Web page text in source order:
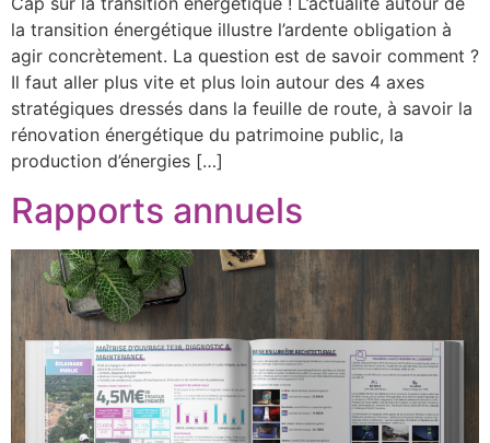
la transition énergétique illustre l’ardente obligation à
agir concrètement. La question est de savoir comment ?
Il faut aller plus vite et plus loin autour des 4 axes
stratégiques dressés dans la feuille de route, à savoir la
rénovation énergétique du patrimoine public, la
production d’énergies […]
Rapports annuels